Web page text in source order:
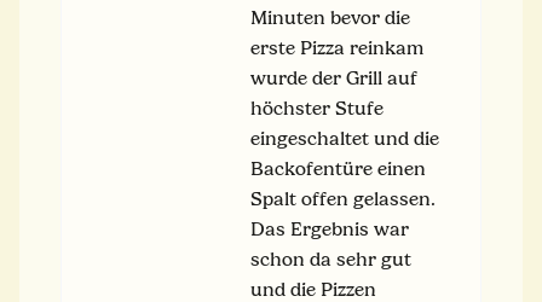
Minuten bevor die
erste Pizza reinkam
wurde der Grill auf
höchster Stufe
eingeschaltet und die
Backofentüre einen
Spalt offen gelassen.
Das Ergebnis war
schon da sehr gut
und die Pizzen